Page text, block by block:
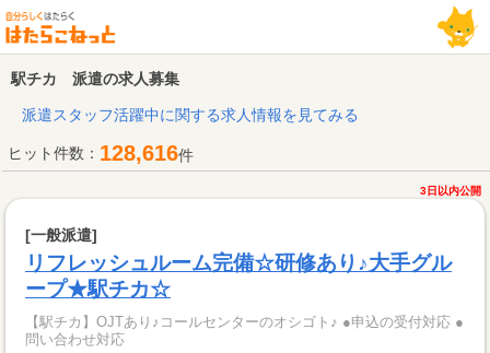
駅チカ 派遣の求人募集
派遣スタッフ活躍中に関する求人情報を見てみる
ヒット件数： 128,616件
3日以内公開
[一般派遣]
リフレッシュルーム完備☆研修あり♪大手グル
ープ★駅チカ☆
【駅チカ】OJTあり♪コールセンターのオシゴト♪ ●申込の受付対応 ●
問い合わせ対応